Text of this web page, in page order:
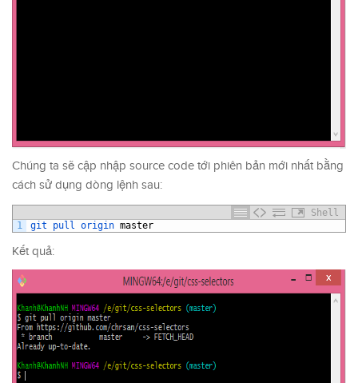
Chúng ta sẽ cập nhập source code tới phiên bản mới nhất bằng
cách sử dụng dòng lệnh sau:
Shell
1
git pull origin master
Kết quả: